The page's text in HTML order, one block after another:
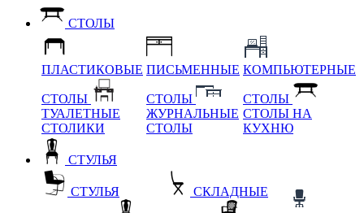
СТОЛЫ
ПЛАСТИКОВЫЕ
СТОЛЫ
ТУАЛЕТНЫЕ
СТОЛИКИ
ПИСЬМЕННЫЕ
СТОЛЫ
ЖУРНАЛЬНЫЕ
СТОЛЫ
КОМПЬЮТЕРНЫЕ
СТОЛЫ
СТОЛЫ НА
КУХНЮ
СТУЛЬЯ
СТУЛЬЯ СКЛАДНЫЕ